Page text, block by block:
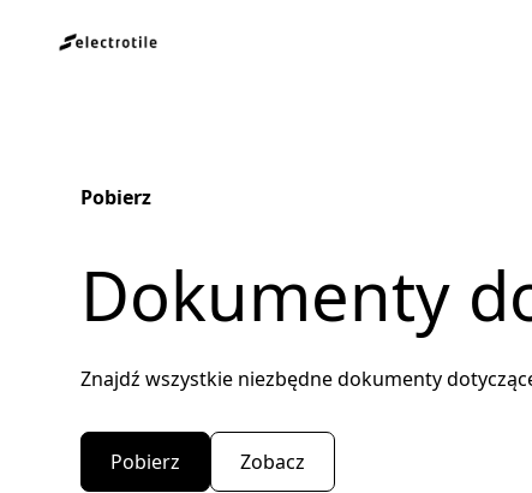
Pobierz
Dokumenty
Znajdź wszystkie niezbędne dokumenty
Pobierz Zobacz